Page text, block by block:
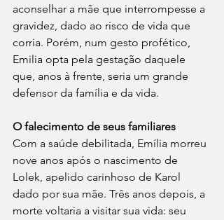
aconselhar a mãe que interrompesse a
gravidez, dado ao risco de vida que
corria. Porém, num gesto profético,
Emilia opta pela gestação daquele
que, anos à frente, seria um grande
defensor da família e da vida.
O falecimento de seus familiares
Com a saúde debilitada, Emília morreu
nove anos após o nascimento de
Lolek, apelido carinhoso de Karol
dado por sua mãe. Três anos depois, a
morte voltaria a visitar sua vida: seu